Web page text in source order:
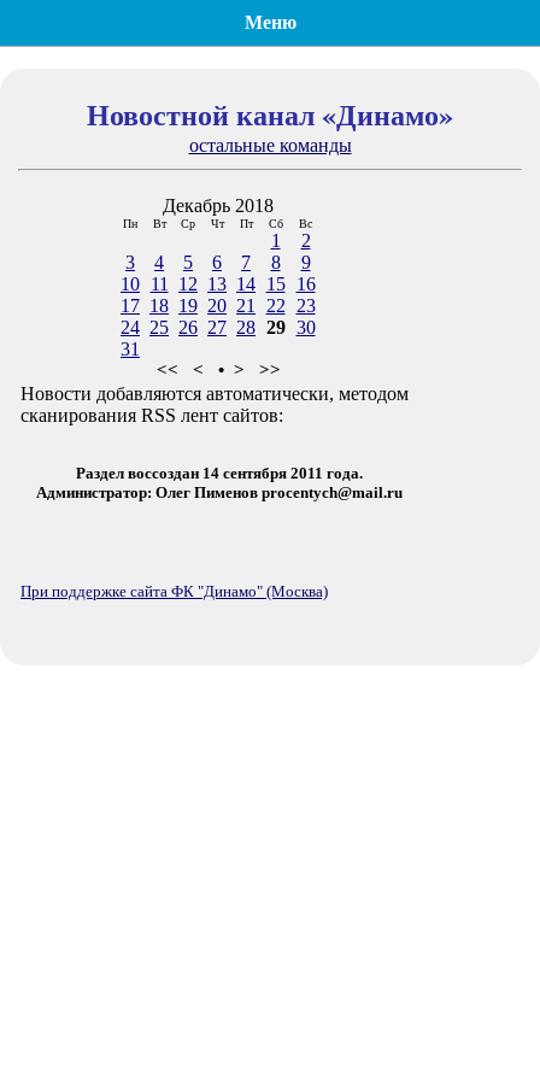
Меню
Новостной канал «Динамо»
остальные команды
Декабрь 2018
Пн Вт Ср Чт Пт Сб Вс
1
2
3
4 5 6 7 8
9
10 11 12 13 14 15
16
17 18 19 20 21 22
23
24 25 26 27 28 29 30
31
<< < • > >>
Новости добавляются автоматически, методом
сканирования RSS лент сайтов:
Раздел воссоздан 14 сентября 2011 года.
Администратор: Олег Пименов procentych@mail.ru
При поддержке сайта ФК "Динамо" (Москва)